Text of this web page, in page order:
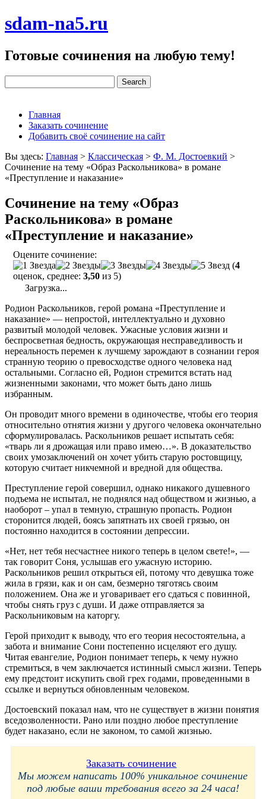
sdam-na5.ru
Готовые сочинения на любую тему!
Главная
Заказать сочинение
Добавить своё сочинение на сайт
Вы здесь: Главная > Классическая > Ф. М. Достоевкий >
Сочинение на тему «Образ Раскольникова» в романе
«Преступление и наказание»
Сочинение на тему «Образ
Раскольникова» в романе
«Преступление и наказание»
Оцените сочинение:
(4
оценок, среднее: 3,50 из 5)
Загрузка...
Родион Раскольников, герой романа «Преступление и
наказание» — непростой, интеллектуально и духовно
развитый молодой человек. Ужасные условия жизни и
беспросветная бедность, окружающая несправедливость и
нереальность перемен к лучшему зарождают в сознании героя
странную теорию о превосходстве одного человека над
остальными. Согласно ей, Родион стремится встать над
жизненными законами, что может быть дано лишь
избранным.
Он проводит много времени в одиночестве, чтобы его теория
относительно отнятия жизни у другого человека окончательно
сформулировалась. Раскольников решает испытать себя:
«тварь ли я дрожащая или право имею…». В доказательство
своих умозаключений он хочет убить старую ростовщицу,
которую считает никчемной и вредной для общества.
Преступление герой совершил, однако никакого душевного
подъема не испытал, не поднялся над обществом и жизнью, а
наоборот – упал в темную, страшную пропасть. Родион
сторонится людей, боясь запятнать их своей грязью, он
постоянно находится в состоянии депрессии.
«Нет, нет тебя несчастнее никого теперь в целом свете!», —
так говорит Соня, услышав его ужасную историю.
Раскольников решил открыться ей, потому что девушка тоже
жила в грязи, как и он сам, безмерно тяготясь своим
положением. Она же и уговаривает его сдаться с повинной,
чтобы снять груз с души. И даже отправляется за
Раскольниковым на каторгу.
Герой приходит к выводу, что его теория несостоятельна, а
забота и внимание Сони постепенно исцеляют его душу.
Читая евангелие, Родион понимает теперь, к чему нужно
стремиться, в чем заключается истинный смысл жизни. Теперь
ему предстоит искупить свой грех годами, проведенными в
ссылке и вернуться обновленным человеком.
Достоевский показал нам, что не существует в жизни понятия
вседозволенности. Рано или поздно любое преступление
будет наказано, если не законом, то самой жизнью.
Заказать сочинение
Мы можем написать 100% уникальное сочинение
под любые ваши требования всего за 24 часа!